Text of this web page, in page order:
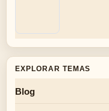
EXPLORAR TEMAS
Blog